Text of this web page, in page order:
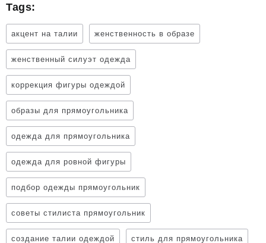
Tags:
акцент на талии женственность в образе
женственный силуэт одежда
коррекция фигуры одеждой
образы для прямоугольника
одежда для прямоугольника
одежда для ровной фигуры
подбор одежды прямоугольник
советы стилиста прямоугольник
создание талии одеждой стиль для прямоугольника